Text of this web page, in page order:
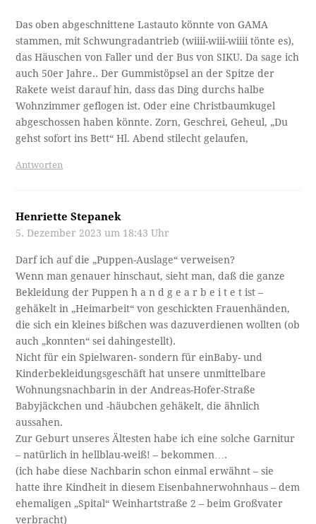
Das oben abgeschnittene Lastauto könnte von GAMA
stammen, mit Schwungradantrieb (wiiii-wiii-wiiii tönte es),
das Häuschen von Faller und der Bus von SIKU. Da sage ich
auch 50er Jahre.. Der Gummistöpsel an der Spitze der
Rakete weist darauf hin, dass das Ding durchs halbe
Wohnzimmer geflogen ist. Oder eine Christbaumkugel
abgeschossen haben könnte. Zorn, Geschrei, Geheul, „Du
gehst sofort ins Bett“ Hl. Abend stilecht gelaufen,
Antworten
Henriette Stepanek
5. Dezember 2023 um 18:43 Uhr
Darf ich auf die „Puppen-Auslage“ verweisen?
Wenn man genauer hinschaut, sieht man, daß die ganze
Bekleidung der Puppen h a n d g e a r b e i t e t ist –
gehäkelt in „Heimarbeit“ von geschickten Frauenhänden,
die sich ein kleines bißchen was dazuverdienen wollten (ob
auch „konnten“ sei dahingestellt).
Nicht für ein Spielwaren- sondern für einBaby- und
Kinderbekleidungsgeschäft hat unsere unmittelbare
Wohnungsnachbarin in der Andreas-Hofer-Straße
Babyjäckchen und -häubchen gehäkelt, die ähnlich
aussahen.
Zur Geburt unseres Ältesten habe ich eine solche Garnitur
– natürlich in hellblau-weiß! – bekommen….
(ich habe diese Nachbarin schon einmal erwähnt – sie
hatte ihre Kindheit in diesem Eisenbahnerwohnhaus – dem
ehemaligen „Spital“ Weinhartstraße 2 – beim Großvater
verbracht)